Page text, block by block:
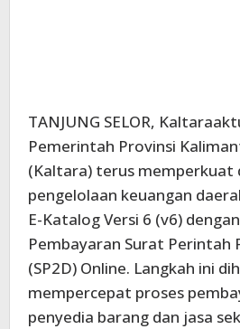
TANJUNG SELOR,
Pemerintah Provinsi
(Kaltara) terus memperkuat
pengelolaan keuangan
E-Katalog Versi 6 (v6)
Pembayaran Surat Perintah
(SP2D) Online. Langkah ini
mempercepat proses
penyedia barang dan jasa